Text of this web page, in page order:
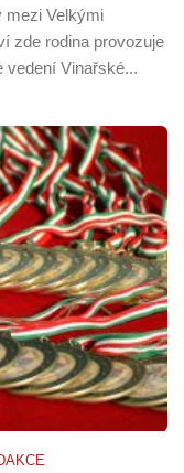
mezi Velkými
zde rodina provozuje
vedení Vinařské...